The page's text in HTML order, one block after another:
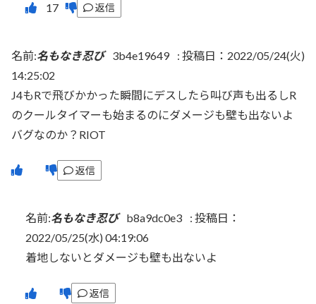
返信
名前:名もなき忍び 3b4e19649 : 投稿日：2022/05/24(火)
14:25:02
J4もRで飛びかかった瞬間にデスしたら叫び声も出るしR
のクールタイマーも始まるのにダメージも壁も出ないよ
バグなのか？RIOT
返信
名前:名もなき忍び b8a9dc0e3 : 投稿日：
2022/05/25(水) 04:19:06
着地しないとダメージも壁も出ないよ
返信